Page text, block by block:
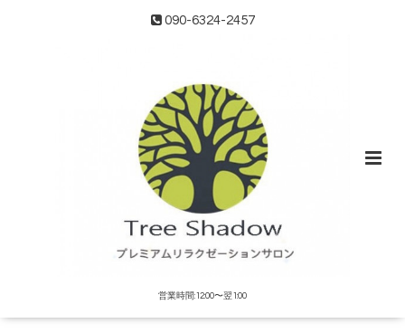
090-6324-2457
営業時間:12:00〜翌1:00